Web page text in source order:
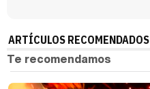
ARTÍCULOS RECOMENDADOS